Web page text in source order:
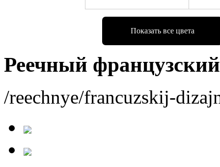
Показать все цвета
Реечный
/reechnye/francuzskij-